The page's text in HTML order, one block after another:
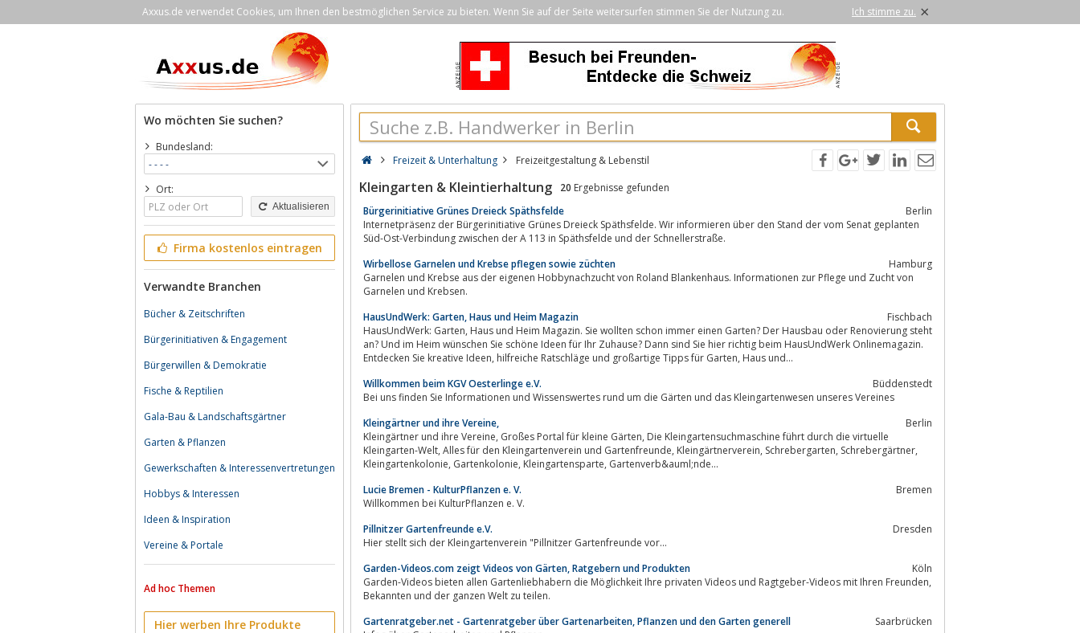
Axxus.de verwendet Cookies, um Ihnen den bestmöglichen Service zu bieten. Wenn Sie auf der Seite weitersurfen stimmen Sie der Nutzung zu. Ich stimme zu. ×
Wo möchten Sie suchen?
Bundesland:
Ort:
Aktualisieren
Firma kostenlos eintragen
Verwandte Branchen
Bücher & Zeitschriften
Bürgerinitiativen & Engagement
Bürgerwillen & Demokratie
Fische & Reptilien
Gala-Bau & Landschaftsgärtner
Garten & Pflanzen
Gewerkschaften & Interessenvertretungen
Hobbys & Interessen
Ideen & Inspiration
Vereine & Portale
Ad hoc Themen
Hier werben Ihre Produkte
Freizeit & Unterhaltung Freizeitgestaltung & Lebenstil
Kleingarten & Kleintierhaltung 20 Ergebnisse gefunden
Bürgerinitiative Grünes Dreieck Späthsfelde
Berlin
Internetpräsenz der Bürgerinitiative Grünes Dreieck Späthsfelde. Wir informieren über den Stand der vom Senat geplanten
Süd-Ost-Verbindung zwischen der A 113 in Späthsfelde und der Schnellerstraße.
Wirbellose Garnelen und Krebse pflegen sowie züchten
Hamburg
Garnelen und Krebse aus der eigenen Hobbynachzucht von Roland Blankenhaus. Informationen zur Pflege und Zucht von
Garnelen und Krebsen.
HausUndWerk: Garten, Haus und Heim Magazin
Fischbach
HausUndWerk: Garten, Haus und Heim Magazin. Sie wollten schon immer einen Garten? Der Hausbau oder Renovierung steht
an? Und im Heim wünschen Sie schöne Ideen für Ihr Zuhause? Dann sind Sie hier richtig beim HausUndWerk Onlinemagazin.
Entdecken Sie kreative Ideen, hilfreiche Ratschläge und großartige Tipps für Garten, Haus und...
Willkommen beim KGV Oesterlinge e.V.
Büddenstedt
Bei uns finden Sie Informationen und Wissenswertes rund um die Gärten und das Kleingartenwesen unseres Vereines
Kleingärtner und ihre Vereine,
Berlin
Kleingärtner und ihre Vereine, Großes Portal für kleine Gärten, Die Kleingartensuchmaschine führt durch die virtuelle
Kleingarten-Welt, Alles für den Kleingartenverein und Gartenfreunde, Kleingärtnerverein, Schrebergarten, Schrebergärtner,
Kleingartenkolonie, Gartenkolonie, Kleingartensparte, Gartenverb&auml;nde...
Lucie Bremen - KulturPflanzen e. V.
Bremen
Willkommen bei KulturPflanzen e. V.
Pillnitzer Gartenfreunde e.V.
Dresden
Hier stellt sich der Kleingartenverein "Pillnitzer Gartenfreunde vor...
Garden-Videos.com zeigt Videos von Gärten, Ratgebern und Produkten
Köln
Garden-Videos bieten allen Gartenliebhabern die Möglichkeit Ihre privaten Videos und Ragtgeber-Videos mit Ihren Freunden,
Bekannten und der ganzen Welt zu teilen.
Gartenratgeber.net - Gartenratgeber über Gartenarbeiten, Pflanzen und den Garten generell
Saarbrücken